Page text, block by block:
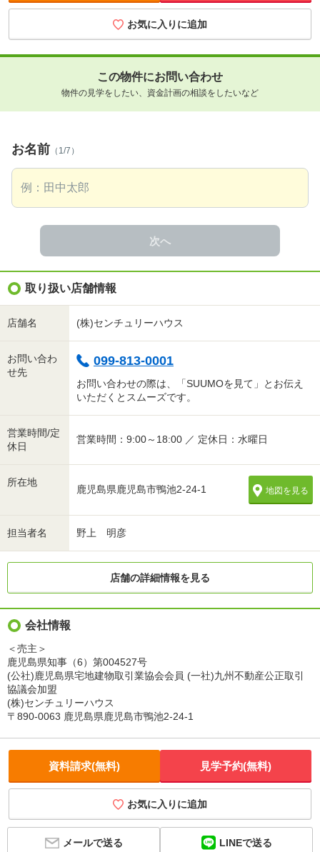
お気に入りに追加
この物件にお問い合わせ
物件の見学をしたい、資金計画の相談をしたいなど
お名前 （1/7）
次へ
取り扱い店舗情報
店舗名 (株)センチュリーハウス
お問い合わ
せ先
099-813-0001
お問い合わせの際は、「SUUMOを見て」とお伝え
いただくとスムーズです。
営業時間/定
休日
営業時間：9:00～18:00 ／ 定休日：水曜日
所在地
鹿児島県鹿児島市鴨池2-24-1 地図を見る
担当者名 野上 明彦
店舗の詳細情報を見る
会社情報
＜売主＞
鹿児島県知事（6）第004527号
(公社)鹿児島県宅地建物取引業協会会員 (一社)九州不動産公正取引
協議会加盟
(株)センチュリーハウス
〒890-0063 鹿児島県鹿児島市鴨池2-24-1
資料請求(無料) 見学予約(無料)
お気に入りに追加
メールで送る LINEで送る